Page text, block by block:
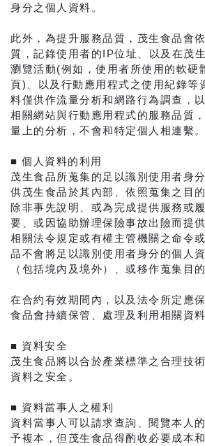
身分之個人資料。
此外，為提升服務品質，茂生食品會
質，記錄使用者的IP位址、以及在茂
瀏覽活動(例如，使用者所使用的軟硬
頁)、以及行動應用程式之使用紀錄等
料僅供作流量分析和網路行為調查，
相關網站與行動應用程式的服務品質
量上的分析，不會和特定個人相連繫。
■ 個人資料的利用
茂生食品所蒐集的足以識別使用者身
供茂生食品於其內部、依照蒐集之目
除非事先說明、或為完成提供服務或
要、或因協助辦理保險事故出險而提
相關法令規定或有權主管機關之命令
品不會將足以識別使用者身分的個人
（包括境內及境外）、或移作蒐集目
在合約有效期間內，以及法令所定應
食品會持續保管、處理及利用相關資料
■ 資料安全
茂生食品將以合於產業標準之合理技
資料之安全。
■ 資料當事人之權利
資料當事人可以請求查詢、閱覽本人
予複本，但茂生食品得酌收必要成本